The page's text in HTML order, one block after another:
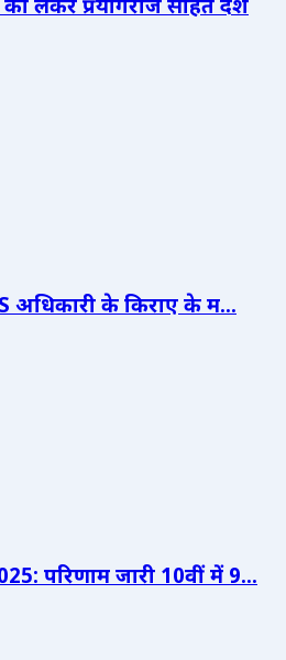
लेकर प्रयागराज सहित देश
अधिकारी के किराए के म...
परिणाम जारी 10वीं में 9...